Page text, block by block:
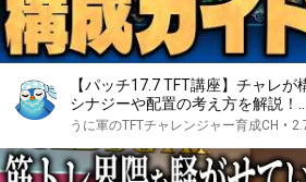
【パッチ17.7 TFT講座】チャレが
シナジーや配置の考え方を解説！
TFTAcademy,TFTips等の情報をう
うに軍のTFTチャレンジャー育成CH •